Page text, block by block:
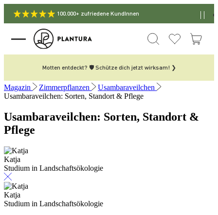
100.000+ zufriedene KundInnen
Motten entdeckt? 🛡️ Schütze dich jetzt wirksam! ❯
Magazin Zimmerpflanzen
Usambaraveilchen
Usambaraveilchen: Sorten, Standort & Pflege
Usambaraveilchen: Sorten, Standort &
Pflege
Katja
Studium in Landschaftsökologie
Katja
Studium in Landschaftsökologie